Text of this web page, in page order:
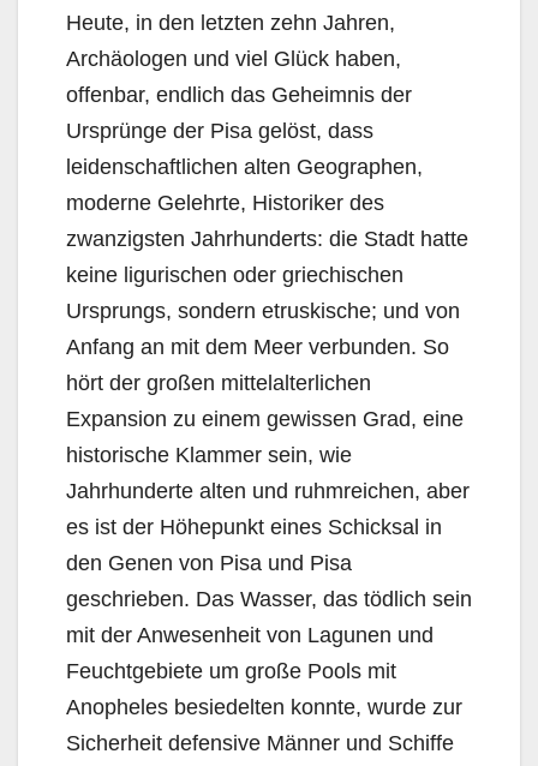
Heute, in den letzten zehn Jahren,
Archäologen und viel Glück haben,
offenbar, endlich das Geheimnis der
Ursprünge der Pisa gelöst, dass
leidenschaftlichen alten Geographen,
moderne Gelehrte, Historiker des
zwanzigsten Jahrhunderts: die Stadt hatte
keine ligurischen oder griechischen
Ursprungs, sondern etruskische; und von
Anfang an mit dem Meer verbunden. So
hört der großen mittelalterlichen
Expansion zu einem gewissen Grad, eine
historische Klammer sein, wie
Jahrhunderte alten und ruhmreichen, aber
es ist der Höhepunkt eines Schicksal in
den Genen von Pisa und Pisa
geschrieben. Das Wasser, das tödlich sein
mit der Anwesenheit von Lagunen und
Feuchtgebiete um große Pools mit
Anopheles besiedelten konnte, wurde zur
Sicherheit defensive Männer und Schiffe